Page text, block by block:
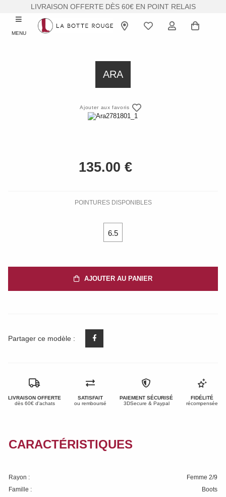
LIVRAISON OFFERTE DÈS 60€ EN POINT RELAIS
MENU
ARA
Ajouter aux favoris
POINTURES DISPONIBLES
6.5
AJOUTER AU PANIER
Partager ce modèle :
LIVRAISON OFFERTE
dès 60€ d'achats
SATISFAIT
ou remboursé
PAIEMENT SÉCURISÉ
3DSecure & Paypal
FIDÉLITÉ
récompensée
CARACTÉRISTIQUES
Rayon :
Femme 2/9
Famille :
Boots